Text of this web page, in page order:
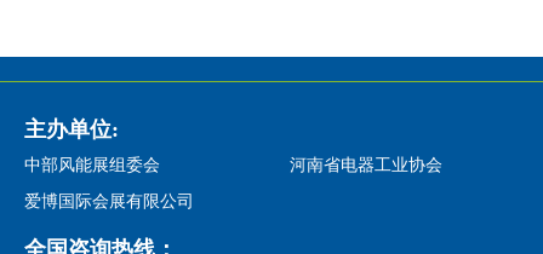
主办单位:
中部风能展组委会
河南省电器工业协会
爱博国际会展有限公司
全国咨询热线：